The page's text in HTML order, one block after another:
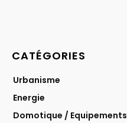
CATÉGORIES
Urbanisme
Energie
Domotique / Equipements